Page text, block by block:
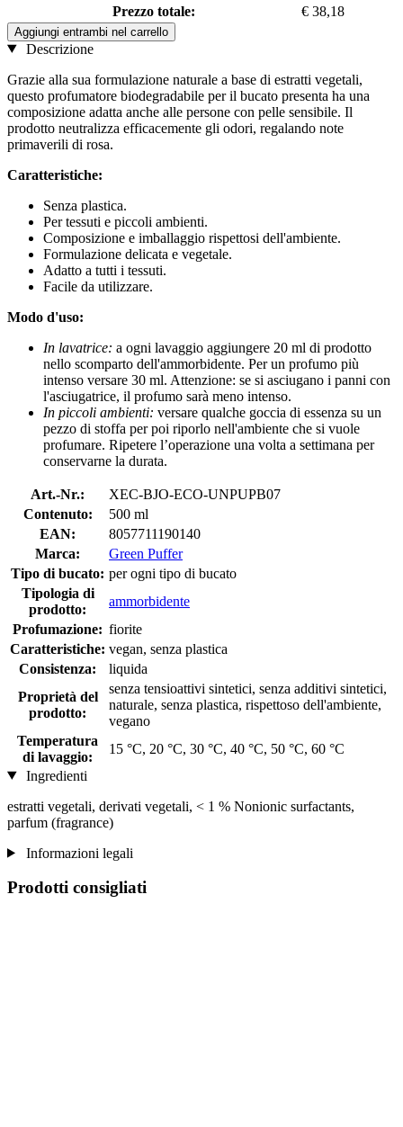
Prezzo totale:
€ 38,18
Aggiungi entrambi nel carrello
Descrizione
Grazie alla sua formulazione naturale a base di estratti vegetali,
questo profumatore biodegradabile per il bucato presenta ha una
composizione adatta anche alle persone con pelle sensibile. Il
prodotto neutralizza efficacemente gli odori, regalando note
primaverili di rosa.
Caratteristiche:
Senza plastica.
Per tessuti e piccoli ambienti.
Composizione e imballaggio rispettosi dell'ambiente.
Formulazione delicata e vegetale.
Adatto a tutti i tessuti.
Facile da utilizzare.
Modo d'uso:
In lavatrice: a ogni lavaggio aggiungere 20 ml di prodotto
nello scomparto dell'ammorbidente. Per un profumo più
intenso versare 30 ml. Attenzione: se si asciugano i panni con
l'asciugatrice, il profumo sarà meno intenso.
In piccoli ambienti: versare qualche goccia di essenza su un
pezzo di stoffa per poi riporlo nell'ambiente che si vuole
profumare. Ripetere l’operazione una volta a settimana per
conservarne la durata.
Art.-Nr.:
XEC-BJO-ECO-UNPUPB07
Contenuto:
500 ml
EAN:
8057711190140
Marca:
Green Puffer
Tipo di bucato: per ogni tipo di bucato
Tipologia di
prodotto:
ammorbidente
Profumazione: fiorite
Caratteristiche: vegan, senza plastica
Consistenza:
liquida
Proprietà del
prodotto:
senza tensioattivi sintetici, senza additivi sintetici,
naturale, senza plastica, rispettoso dell'ambiente,
vegano
Temperatura
di lavaggio:
15 °C, 20 °C, 30 °C, 40 °C, 50 °C, 60 °C
Ingredienti
estratti vegetali, derivati vegetali, < 1 % Nonionic surfactants,
parfum (fragrance)
Informazioni legali
Prodotti consigliati